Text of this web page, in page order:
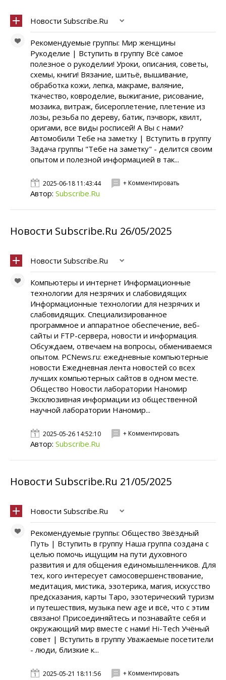
Новости Subscribe.Ru
Рекомендуемые группы: Мир женщины
Рукоделие | Вступить в группу Всё самое
полезное о рукоделии! Уроки, описания, советы,
схемы, книги! Вязание, шитьё, вышивание,
обработка кожи, лепка, макраме, валяние,
ткачество, ковроделие, выжигание, рисование,
мозаика, витраж, бисероплетение, плетение из
лозы, резьба по дереву, батик, пэчворк, квилт,
оригами, все виды росписей! А Вы с нами?
Автомобили Тебе на заметку | Вступить в группу
Задача группы "Тебе на заметку" - делится своим
опытом и полезной информацией в так...
2025-06-18 11:43:44 + Комментировать
Автор: Subscribe.Ru
Новости Subscribe.Ru 26/05/2025
Новости Subscribe.Ru
Компьютеры и интернет Информационные
технологии для незрячих и слабовидящих
Информационные технологии для незрячих и
слабовидящих. Специализированное
программное и аппаратное обеспечение, веб-
сайты и FTP-сервера, новости и информация.
Обсуждаем, отвечаем на вопросы, обмениваемся
опытом. PCNews.ru: ежедневные компьютерные
новости Ежедневная лента новостей со всех
лучших компьютерных сайтов в одном месте.
Общество Новости лаборатории Наномир
Эксклюзивная информации из общественной
научной лаборатории Наномир...
2025-05-26 14:52:10 + Комментировать
Автор: Subscribe.Ru
Новости Subscribe.Ru 21/05/2025
Новости Subscribe.Ru
Рекомендуемые группы: Общество Звёздный
Путь | Вступить в группу Наша группа создана с
целью помочь ищущим на пути духовного
развития и для общения единомышленников. Для
тех, кого интересует самосовершенствование,
медитация, мистика, эзотерика, магия, искусство
предсказания, карты Таро, эзотерический туризм
и путешествия, музыка new age и всё, что с этим
связано! Присоединяйтесь и познавайте себя и
окружающий мир вместе с нами! Hi-Tech Учёный
совет | Вступить в группу Уважаемые посетители
- люди, близкие к...
2025-05-21 18:11:56 + Комментировать